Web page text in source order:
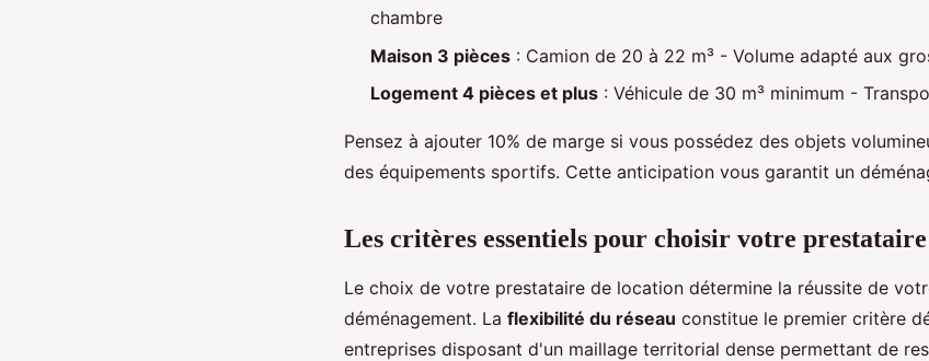
chambre
Maison 3 pièces : Camion de 20 à 22 m³ - Volume adapté aux
Logement 4 pièces et plus : Véhicule de 30 m³ minimum -
Pensez à ajouter 10% de marge si vous possédez des objets
des équipements sportifs. Cette anticipation vous garantit un
Les critères essentiels pour choisir votre prestataire
Le choix de votre prestataire de location détermine la réussite de
déménagement. La flexibilité du réseau constitue le premier critère
entreprises disposant d'un maillage territorial dense permettant de